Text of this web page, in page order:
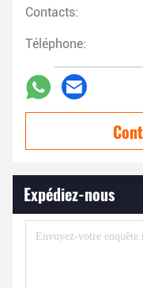
Contacts:
Téléphone:
Expédiez-nous